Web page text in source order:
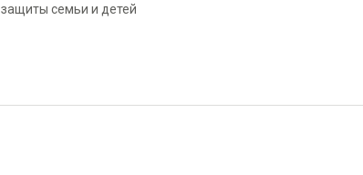
защиты семьи и детей